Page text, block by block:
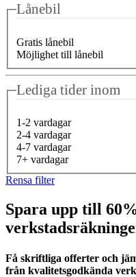
Lånebil
Gratis lånebil
Möjlighet till lånebil
Lediga tider inom
1-2 vardagar
2-4 vardagar
4-7 vardagar
7+ vardagar
Rensa filter
Spara upp till
Få skriftliga offerter och
från kvalitetsgodkända